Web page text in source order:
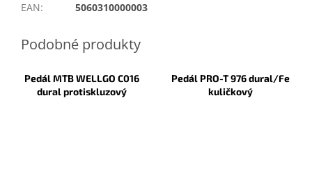
EAN: 5060310000003
Pedál MTB WELLGO C016
dural protiskluzový
Pedál PRO-T 976 dural/Fe
kuličkový